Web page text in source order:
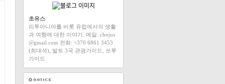
초유스
리투아니아를 비롯 유럽에서의 생활
과 여행에 대한 이야기. 메일: chojus
@gmail.com 전화: +370 6861 3453
(최대석), 발트 3국 관광가이드, 쓰루
가이드